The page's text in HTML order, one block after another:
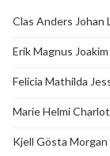
Clas Anders Johan
Erik Magnus
Felicia Mathilda
Marie Helmi
Kjell Gösta